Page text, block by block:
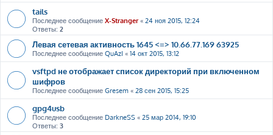
tails
Последнее сообщение X-Stranger« 24 ноя 2015, 12:24
Ответы: 2
Левая сетевая активность 1645 <=> 10.66.77.169 63925
Последнее сообщение QuAzI « 14 окт 2015, 13:12
vsftpd не отображает список директорий при включенном
шифров
Последнее сообщение Gresem « 28 сен 2015, 15:25
gpg4usb
Последнее сообщение DarkneSS « 25 мар 2014, 19:10
Ответы: 3